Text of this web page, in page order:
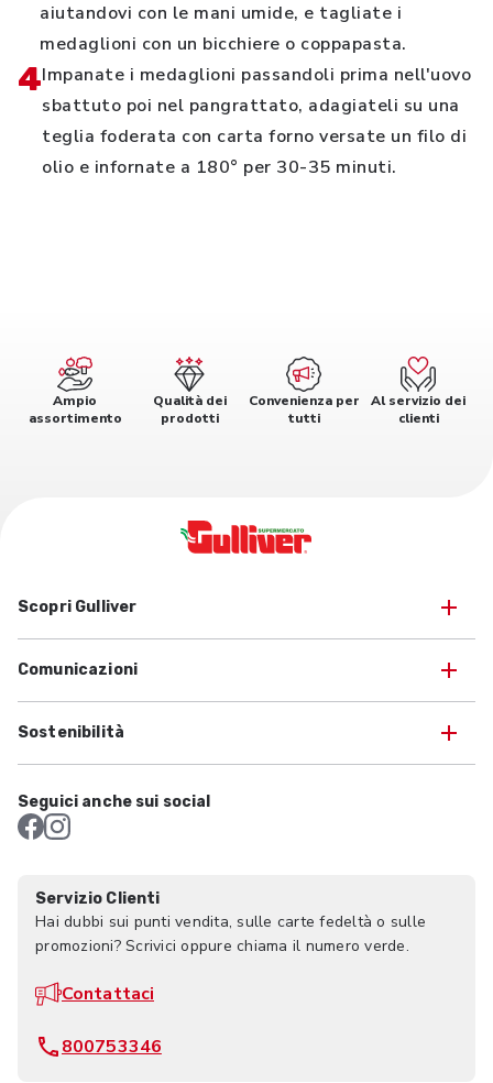
aiutandovi con le mani umide, e tagliate i
medaglioni con un bicchiere o coppapasta.
4Impanate i medaglioni passandoli prima nell'uovo
sbattuto poi nel pangrattato, adagiateli su una
teglia foderata con carta forno versate un filo di
olio e infornate a 180° per 30-35 minuti.
Ampio
assortimento
Qualità dei
prodotti
Convenienza per
tutti
Al servizio dei
clienti
Scopri Gulliver
Comunicazioni
Sostenibilità
Seguici anche sui social
Servizio Clienti
Hai dubbi sui punti vendita, sulle carte fedeltà o sulle
promozioni? Scrivici oppure chiama il numero verde.
Contattaci
800753346